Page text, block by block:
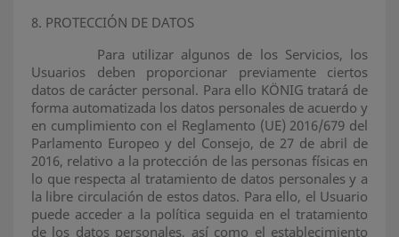
8. PROTECCIÓN DE DATOS
Para utilizar algunos de los Servicios, los
Usuarios deben proporcionar previamente ciertos
datos de carácter personal. Para ello KÖNIG tratará de
forma automatizada los datos personales de acuerdo y
en cumplimiento con el Reglamento (UE) 2016/679 del
Parlamento Europeo y del Consejo, de 27 de abril de
2016, relativo a la protección de las personas físicas en
lo que respecta al tratamiento de datos personales y a
la libre circulación de estos datos. Para ello, el Usuario
puede acceder a la política seguida en el tratamiento
de los datos personales, así como el establecimiento